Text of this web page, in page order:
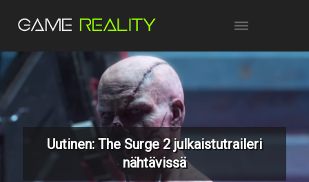
Uutinen: The Surge 2 julkaistutraileri
nähtävissä